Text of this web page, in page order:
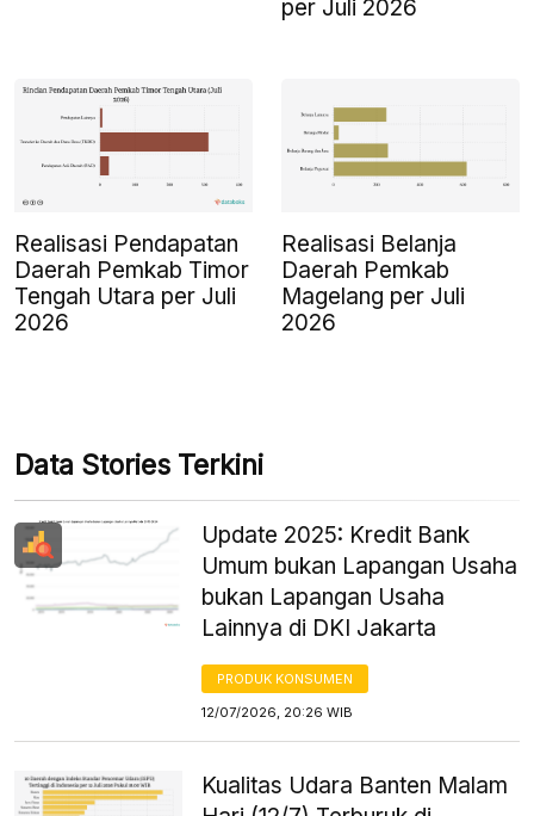
per Juli 2026
Realisasi Pendapatan
Daerah Pemkab Timor
Tengah Utara per Juli
2026
Realisasi Belanja
Daerah Pemkab
Magelang per Juli
2026
Data Stories Terkini
Update 2025: Kredit Bank
Umum bukan Lapangan Usaha
bukan Lapangan Usaha
Lainnya di DKI Jakarta
PRODUK KONSUMEN
12/07/2026, 20:26 WIB
Kualitas Udara Banten Malam